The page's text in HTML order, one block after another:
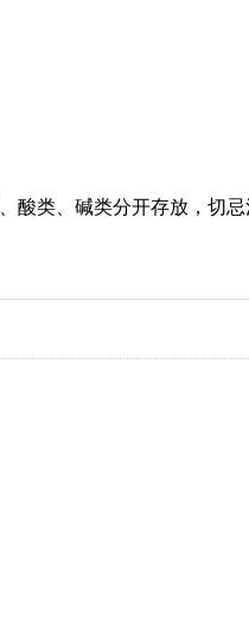
酸类、碱类分开存放，切忌